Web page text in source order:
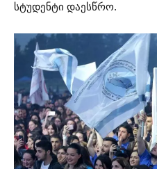
სტუდენტი დაესწრო.